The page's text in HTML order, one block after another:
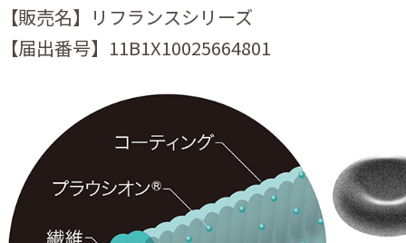
【販売名】リフランスシリーズ
【届出番号】11B1X10025664801